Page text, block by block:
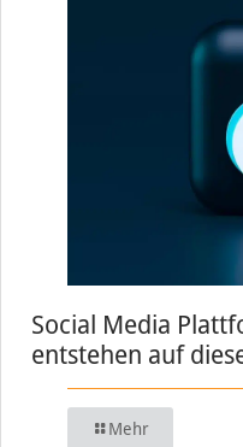
Social Media
entstehen auf
Mehr